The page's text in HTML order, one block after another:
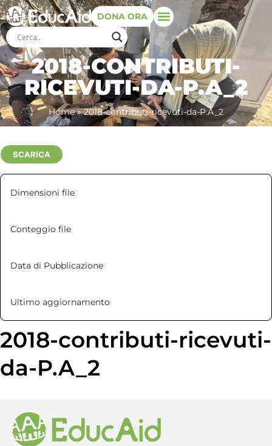
DONA ORA
2018-CONTRIBUTI-
RICEVUTI-DA-P.A_2
Home»2018-contributi-ricevuti-da-P.A_2
SCARICA
Dimensioni file
Conteggio file
Data di Pubblicazione
Ultimo aggiornamento
2018-contributi-ricevuti-
da-P.A_2